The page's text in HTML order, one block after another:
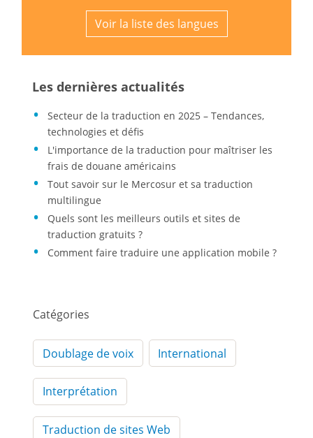
Voir la liste des langues
Les dernières actualités
Secteur de la traduction en 2025 – Tendances,
technologies et défis
L'importance de la traduction pour maîtriser les
frais de douane américains
Tout savoir sur le Mercosur et sa traduction
multilingue
Quels sont les meilleurs outils et sites de
traduction gratuits ?
Comment faire traduire une application mobile ?
Catégories
Doublage de voix International
Interprétation
Traduction de sites Web